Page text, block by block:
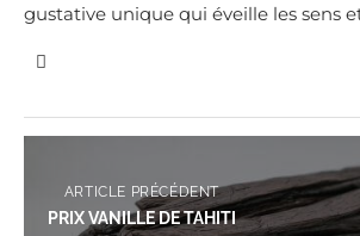
gustative unique qui éveille les sens
ARTICLE PRÉCÉDENT
PRIX VANILLE DE TAHITI